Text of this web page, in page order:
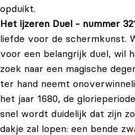
opduikt.
Het ijzeren Duel - nummer
liefde voor de schermkunst.
voor een belangrijk duel, wil
zoek naar een magische
ter hand neemt
het jaar 1680, de
snel wordt duidelijk dat zijn
dakje zal lopen: een bende